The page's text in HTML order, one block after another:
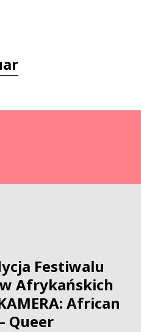
Festiwalu
Afrykańskich
African
Queer